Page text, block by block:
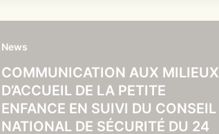
News
COMMUNICATION AUX MILIEUX
D’ACCUEIL DE LA PETITE
ENFANCE EN SUIVI DU CONSEIL
NATIONAL DE SÉCURITÉ DU 24